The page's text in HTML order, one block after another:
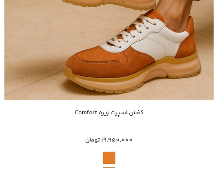
خرید سریع
کفش اسپرت زیره Comfort
19,950,000 تومان